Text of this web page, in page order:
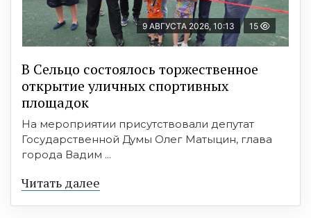
9 АВГУСТА 2026, 10:13 15
В Сельцо состоялось торжественное
открытие уличных спортивных
площадок
На мероприятии присутствовали депутат
Государственной Думы Олег Матыцин, глава
города Вадим ...
Читать далее